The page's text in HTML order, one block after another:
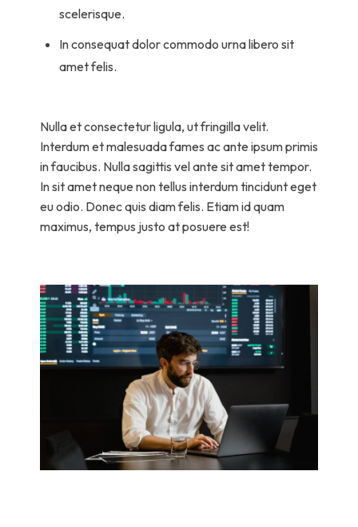
scelerisque.
In consequat dolor commodo urna libero sit
amet felis.
Nulla et consectetur ligula, ut fringilla velit.
Interdum et malesuada fames ac ante ipsum primis
in faucibus. Nulla sagittis vel ante sit amet tempor.
In sit amet neque non tellus interdum tincidunt eget
eu odio. Donec quis diam felis. Etiam id quam
maximus, tempus justo at posuere est!